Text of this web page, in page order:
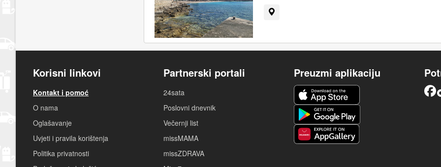
Korisni linkovi
Kontakt i pomoć
O nama
Oglašavanje
Uvjeti i pravila korištenja
Politika privatnosti
Partnerski portali
24sata
Poslovni dnevnik
Večernji list
missMAMA
missZDRAVA
Preuzmi aplikaciju